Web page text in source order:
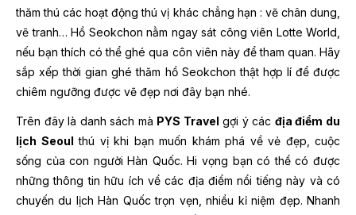
thăm thú các hoạt động thú vị khác chẳng hạn : vẽ chân dung,
vẽ tranh… Hồ Seokchon nằm ngay sát công viên Lotte World,
nếu bạn thích có thể ghé qua côn viên này để tham quan. Hãy
sắp xếp thời gian ghé thăm hồ Seokchon thật hợp lí để được
chiêm ngưỡng được vẽ đẹp nơi đây bạn nhé.
Trên đây là danh sách mà PYS Travel gợi ý các địa điểm du
lịch Seoul thú vị khi bạn muốn khám phá về vẻ đẹp, cuộc
sống của con người Hàn Quốc. Hi vọng bạn có thể có được
những thông tin hữu ích vể các địa điểm nổi tiếng này và có
chuyến du lịch Hàn Quốc trọn vẹn, nhiều kỉ niệm đẹp. Nhanh